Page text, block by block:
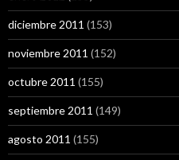
diciembre 2011 (153)
noviembre 2011 (152)
octubre 2011 (155)
septiembre 2011 (149)
agosto 2011 (155)